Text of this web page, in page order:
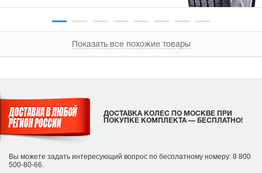
Показать все похожие товары
ДОСТАВКА КОЛЕС ПО МОСКВЕ ПРИ
ПОКУПКЕ КОМПЛЕКТА — БЕСПЛАТНО!
Вы можете задать интересующий вопрос по бесплатному номеру: 8 800
500-80-66.